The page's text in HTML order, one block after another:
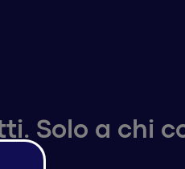
Solo a chi